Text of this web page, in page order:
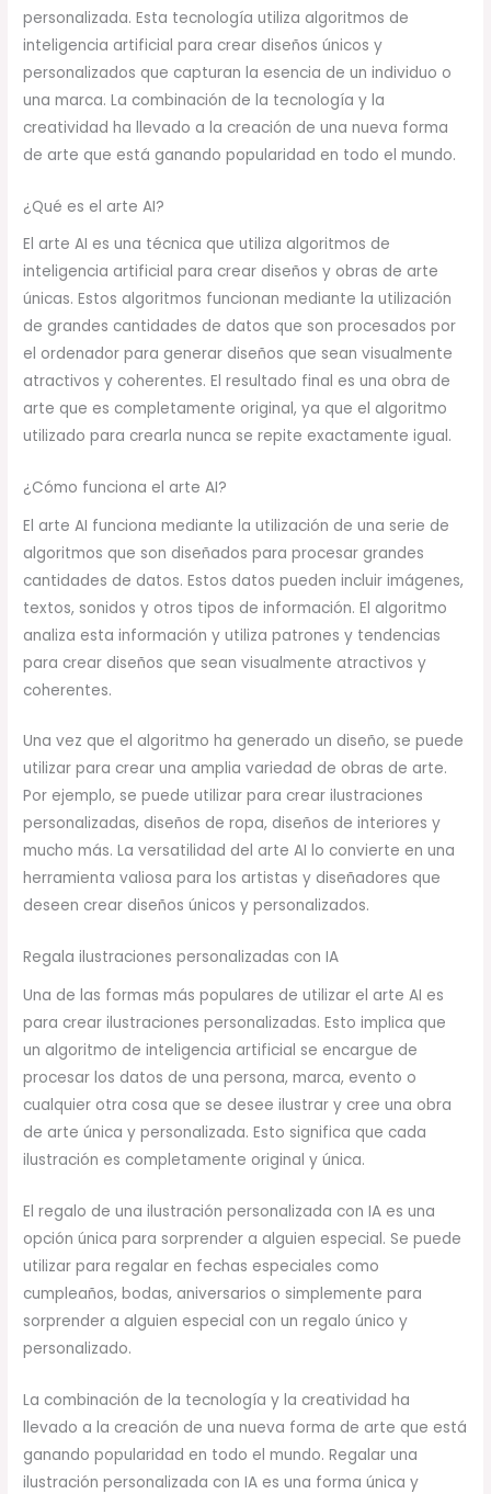
personalizada. Esta tecnología utiliza algoritmos de
inteligencia artificial para crear diseños únicos y
personalizados que capturan la esencia de un individuo o
una marca. La combinación de la tecnología y la
creatividad ha llevado a la creación de una nueva forma
de arte que está ganando popularidad en todo el mundo.
¿Qué es el arte AI?
El arte AI es una técnica que utiliza algoritmos de
inteligencia artificial para crear diseños y obras de arte
únicas. Estos algoritmos funcionan mediante la utilización
de grandes cantidades de datos que son procesados por
el ordenador para generar diseños que sean visualmente
atractivos y coherentes. El resultado final es una obra de
arte que es completamente original, ya que el algoritmo
utilizado para crearla nunca se repite exactamente igual.
¿Cómo funciona el arte AI?
El arte AI funciona mediante la utilización de una serie de
algoritmos que son diseñados para procesar grandes
cantidades de datos. Estos datos pueden incluir imágenes,
textos, sonidos y otros tipos de información. El algoritmo
analiza esta información y utiliza patrones y tendencias
para crear diseños que sean visualmente atractivos y
coherentes.
Una vez que el algoritmo ha generado un diseño, se puede
utilizar para crear una amplia variedad de obras de arte.
Por ejemplo, se puede utilizar para crear ilustraciones
personalizadas, diseños de ropa, diseños de interiores y
mucho más. La versatilidad del arte AI lo convierte en una
herramienta valiosa para los artistas y diseñadores que
deseen crear diseños únicos y personalizados.
Regala ilustraciones personalizadas con IA
Una de las formas más populares de utilizar el arte AI es
para crear ilustraciones personalizadas. Esto implica que
un algoritmo de inteligencia artificial se encargue de
procesar los datos de una persona, marca, evento o
cualquier otra cosa que se desee ilustrar y cree una obra
de arte única y personalizada. Esto significa que cada
ilustración es completamente original y única.
El regalo de una ilustración personalizada con IA es una
opción única para sorprender a alguien especial. Se puede
utilizar para regalar en fechas especiales como
cumpleaños, bodas, aniversarios o simplemente para
sorprender a alguien especial con un regalo único y
personalizado.
La combinación de la tecnología y la creatividad ha
llevado a la creación de una nueva forma de arte que está
ganando popularidad en todo el mundo. Regalar una
ilustración personalizada con IA es una forma única y